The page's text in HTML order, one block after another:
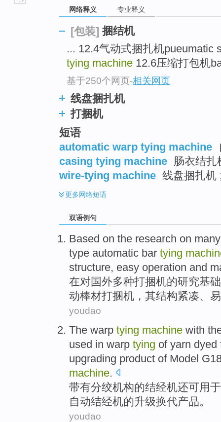
网络释义 专业释义
[包装] 捆结机
... 12.4气动式捆扎机pueumatic
tying machine 12.6压缩打包机
基于250个网页-相关网页
线盘捆扎机
打捆机
短语
automatic warp tying machine
casing tying machine 肠衣结扎
wire-tying machine 线盘捆扎机
更多网络短语
双语例句
Based on the research on
type automatic bar tying
structure, easy operation and
在对国外多种打捆机的研究基础
动棒材打捆机， 其结构紧凑、
youdao
The warp tying machine with
used in warp tying ofyarn dyed
upgrading product of Model
machine.
带有分绞机构的结经机还可用于
自动结经机的升级换代产品。
youdao